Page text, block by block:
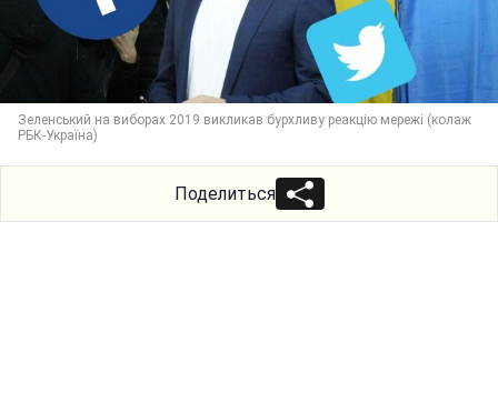
Зеленський на виборах 2019 викликав бурхливу реакцію мережі (колаж
РБК-Україна)
Поделиться